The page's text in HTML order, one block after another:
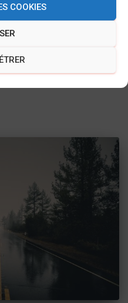
COOKIES
do their jobs without any
the image down below the
This is a paragraph.